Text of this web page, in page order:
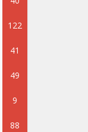
122
41
49
9
88